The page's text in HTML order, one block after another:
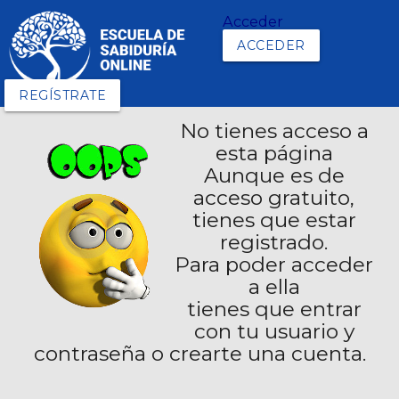
Acceder
ACCEDER
REGÍSTRATE
No tienes acceso a
esta página
Aunque es de
acceso gratuito,
tienes que estar
registrado.
Para poder acceder
a ella
tienes que entrar
con tu usuario y
contraseña o crearte una cuenta.